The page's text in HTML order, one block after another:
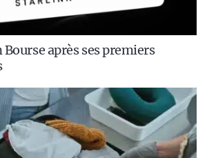
Bourse après ses premiers